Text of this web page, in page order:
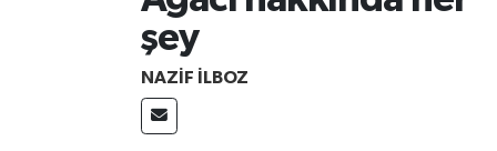
şey
NAZİF İLBOZ
BİYOGRAFİLER
Süper Lig Puan Durumu ve Fikstür
Tüm Manşetler